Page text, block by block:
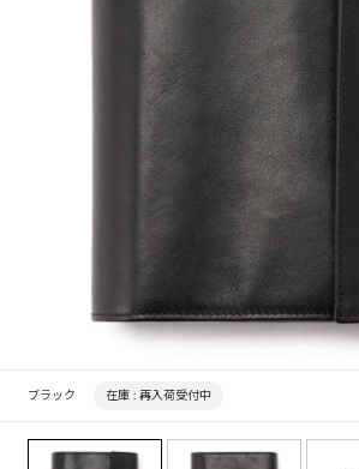
ブラック 在庫 : 再入荷受付中